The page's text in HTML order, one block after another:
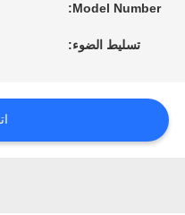
جولة
المعمل
Model Number:
تسليط الضوء: